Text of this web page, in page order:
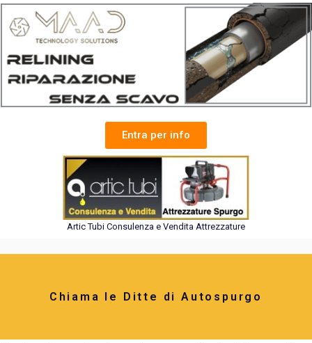
Entra per info
Artic Tubi Consulenza e Vendita Attrezzature
Chiama le Ditte di Autospurgo